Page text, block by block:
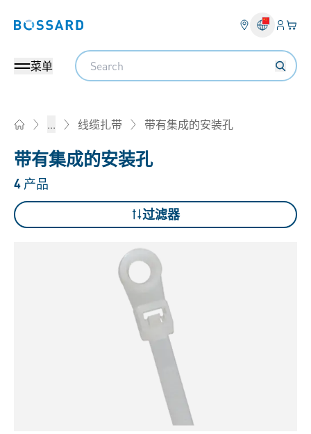
Bossard homepage 登入
您
菜单
Search
... 线缆扎带 带有集成的安装孔
带有集成的安装孔
4 产品
过滤器